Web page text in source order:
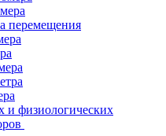
перемещения
и физиологических